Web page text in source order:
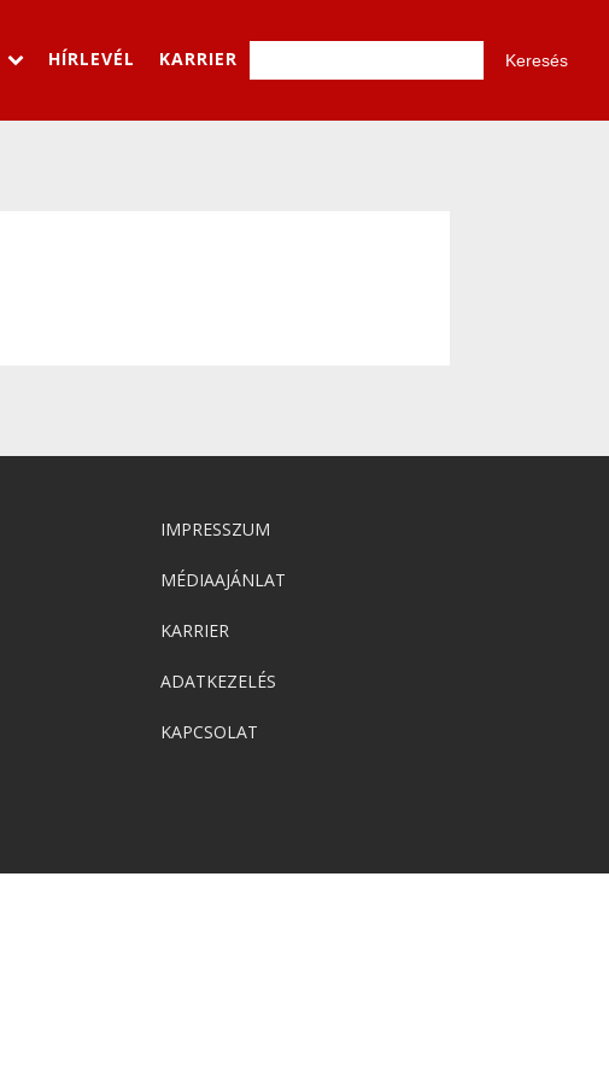
HÍRLEVÉL KARRIER
IMPRESSZUM
MÉDIAAJÁNLAT
KARRIER
ADATKEZELÉS
KAPCSOLAT